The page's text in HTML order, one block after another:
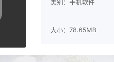
类别：手机软件
大小：78.65MB